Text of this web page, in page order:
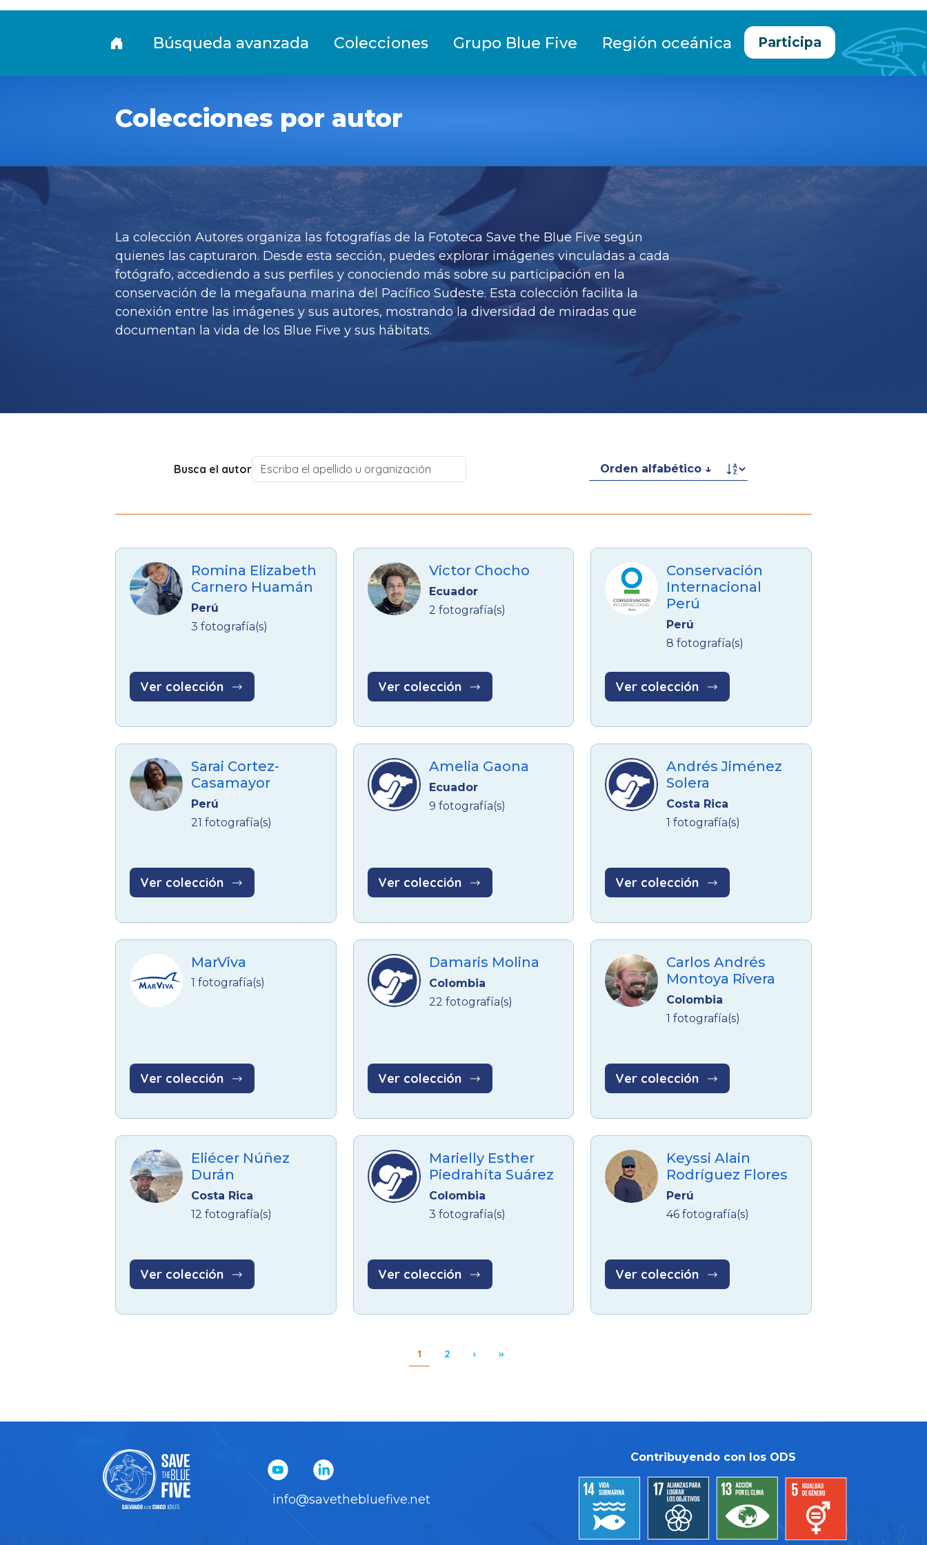
Fototeca
Búsqueda avanzada Colecciones Grupo Blue Five Región oceánica Participa
Colecciones por autor
La colección Autores organiza las fotografías de la Fototeca Save the Blue Five según
quienes las capturaron. Desde esta sección, puedes explorar imágenes vinculadas a cada
fotógrafo, accediendo a sus perfiles y conociendo más sobre su participación en la
conservación de la megafauna marina del Pacífico Sudeste. Esta colección facilita la
conexión entre las imágenes y sus autores, mostrando la diversidad de miradas que
documentan la vida de los Blue Five y sus hábitats.
Busca el autor
Romina Elizabeth
Carnero Huamán
Perú
3 fotografía(s)
Ver colección
Victor Chocho
Ecuador
2 fotografía(s)
Ver colección
Conservación
Internacional
Perú
Perú
8 fotografía(s)
Ver colección
Sarai Cortez-
Casamayor
Perú
21 fotografía(s)
Ver colección
Amelia Gaona
Ecuador
9 fotografía(s)
Ver colección
Andrés Jiménez
Solera
Costa Rica
1 fotografía(s)
Ver colección
MarViva
1 fotografía(s)
Ver colección
Damaris Molina
Colombia
22 fotografía(s)
Ver colección
Carlos Andrés
Montoya Rivera
Colombia
1 fotografía(s)
Ver colección
Eliécer Núñez
Durán
Costa Rica
12 fotografía(s)
Ver colección
Marielly Esther
Piedrahíta Suárez
Colombia
3 fotografía(s)
Ver colección
Keyssi Alain
Rodríguez Flores
Perú
46 fotografía(s)
Ver colección
Page
1 Page
2 Next page
› Last page
»
info@savethebluefive.net
Contribuyendo con los ODS